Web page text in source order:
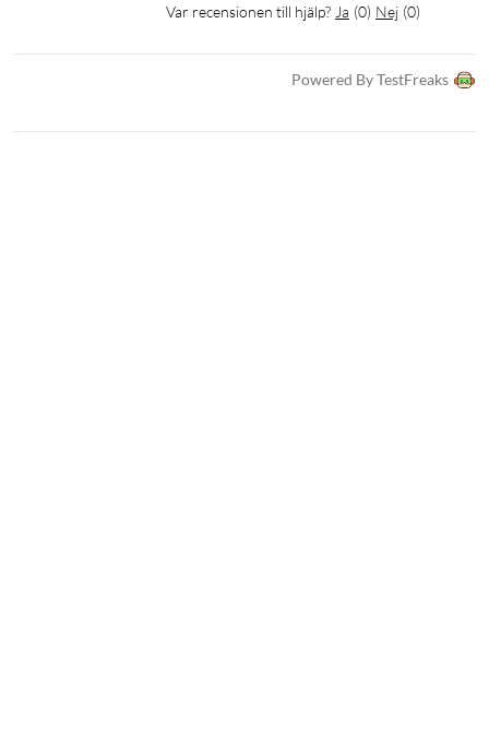
Var recensionen till hjälp? Ja (0) Nej (0)
Powered By TestFreaks